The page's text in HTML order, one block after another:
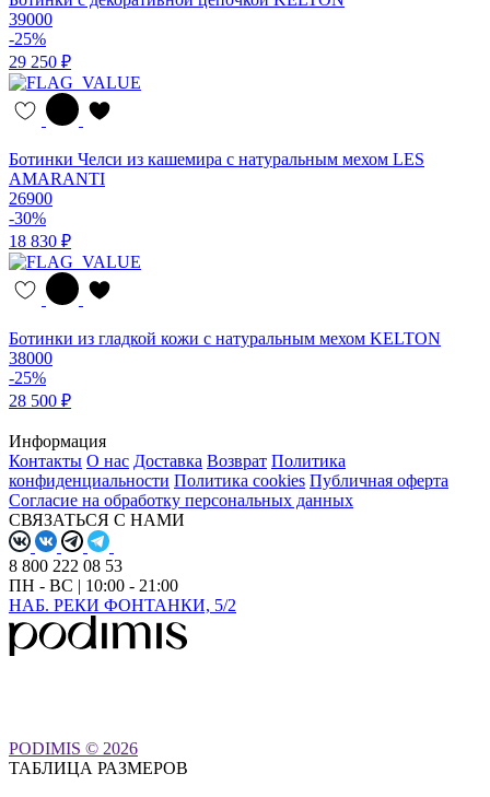
39000
-25%
29 250 ₽
Ботинки Челси из кашемира с натуральным мехом LES
AMARANTI
26900
-30%
18 830 ₽
Ботинки из гладкой кожи с натуральным мехом KELTON
38000
-25%
28 500 ₽
Информация
Контакты О нас Доставка Возврат Политика
конфиденциальности Политика cookies Публичная оферта
Согласие на обработку персональных данных
СВЯЗАТЬСЯ С НАМИ
8 800 222 08 53
ПН - ВС | 10:00 - 21:00
НАБ. РЕКИ ФОНТАНКИ, 5/2
PODIMIS © 2026
ТАБЛИЦА РАЗМЕРОВ